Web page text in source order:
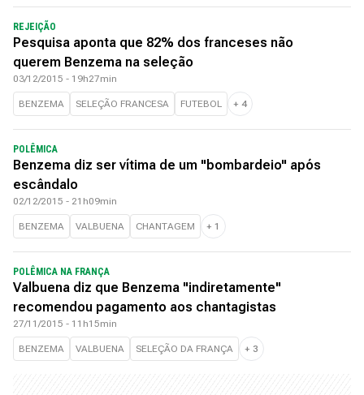
REJEIÇÃO
Pesquisa aponta que 82% dos franceses não
querem Benzema na seleção
03/12/2015 - 19h27min
BENZEMA SELEÇÃO FRANCESA FUTEBOL + 4
POLÊMICA
Benzema diz ser vítima de um "bombardeio" após
escândalo
02/12/2015 - 21h09min
BENZEMA VALBUENA CHANTAGEM + 1
POLÊMICA NA FRANÇA
Valbuena diz que Benzema "indiretamente"
recomendou pagamento aos chantagistas
27/11/2015 - 11h15min
BENZEMA VALBUENA SELEÇÃO DA FRANÇA + 3